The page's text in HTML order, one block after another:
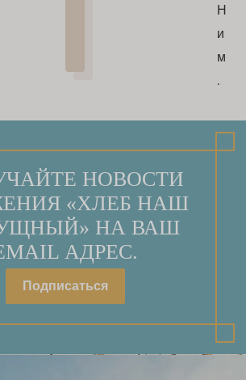
Н
и
м
.
НОВОСТИ
«ХЛЕБ НАШ
НА ВАШ
АДРЕС.
Подписаться